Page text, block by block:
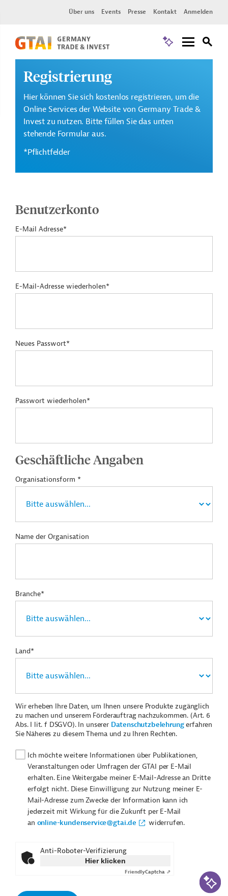
Über uns Events Presse Kontakt Anmelden
Registrierung
Hier können Sie sich kostenlos registrieren, um die
Online Services der Website von Germany Trade &
Invest zu nutzen. Bitte füllen Sie das unten
stehende Formular aus.
*Pflichtfelder
Benutzerkonto
E-Mail Adresse*
E-Mail-Adresse wiederholen*
Neues Passwort*
Passwort wiederholen*
Geschäftliche Angaben
Organisationsform *
Name der Organisation
Branche*
Land*
Wir erheben Ihre Daten, um Ihnen unsere Produkte zugänglich
zu machen und unserem Förderauftrag nachzukommen. (Art. 6
Abs. I lit. f DSGVO). In unserer Datenschutzbelehrungerfahren
Sie Näheres zu diesem Thema und zu Ihren Rechten.
Ich möchte weitere Informationen über Publikationen,
Veranstaltungen oder Umfragen der GTAI per E-Mail
erhalten. Eine Weitergabe meiner E-Mail-Adresse an Dritte
erfolgt nicht. Diese Einwilligung zur Nutzung meiner E-
Mail-Adresse zum Zwecke der Information kann ich
jederzeit mit Wirkung für die Zukunft per E-Mail
an online-kundenservice@gtai.de widerrufen.
Anti-Roboter-Verifizierung
Hier klicken
FriendlyCaptcha ⇗ KI-